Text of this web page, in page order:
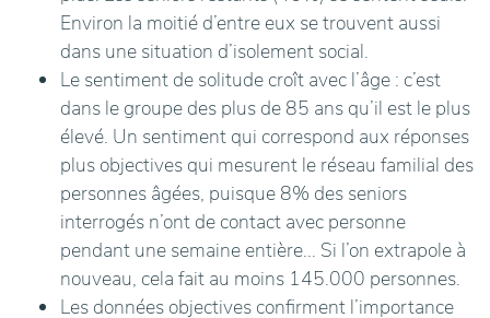
Environ la moitié d’entre eux se trouvent aussi
dans une situation d’isolement social.
Le sentiment de solitude croît avec l’âge : c’est
dans le groupe des plus de 85 ans qu’il est le plus
élevé. Un sentiment qui correspond aux réponses
plus objectives qui mesurent le réseau familial des
personnes âgées, puisque 8% des seniors
interrogés n’ont de contact avec personne
pendant une semaine entière... Si l’on extrapole à
nouveau, cela fait au moins 145.000 personnes.
Les données objectives confirment l’importance